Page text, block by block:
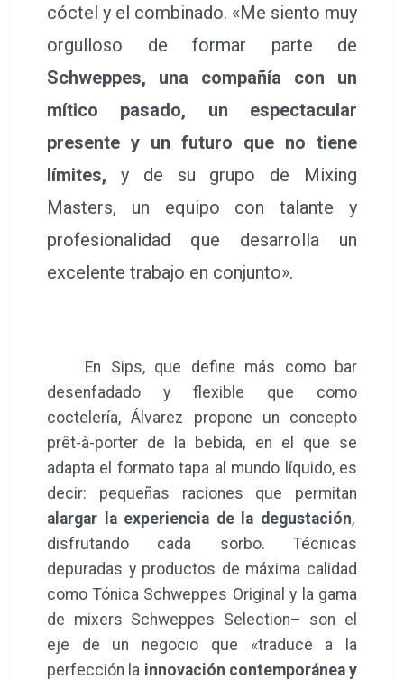
cóctel y el combinado. «Me siento muy
orgulloso de formar parte de
Schweppes, una compañía con un
mítico pasado, un espectacular
presente y un futuro que no tiene
límites, y de su grupo de Mixing
Masters, un equipo con talante y
profesionalidad que desarrolla un
excelente trabajo en conjunto».
En Sips, que define más como bar
desenfadado y flexible que como
coctelería, Álvarez propone un concepto
prêt-à-porter de la bebida, en el que se
adapta el formato tapa al mundo líquido, es
decir: pequeñas raciones que permitan
alargar la experiencia de la degustación,
disfrutando cada sorbo. Técnicas
depuradas y productos de máxima calidad
como Tónica Schweppes Original y la gama
de mixers Schweppes Selection– son el
eje de un negocio que «traduce a la
perfección la innovación contemporánea y